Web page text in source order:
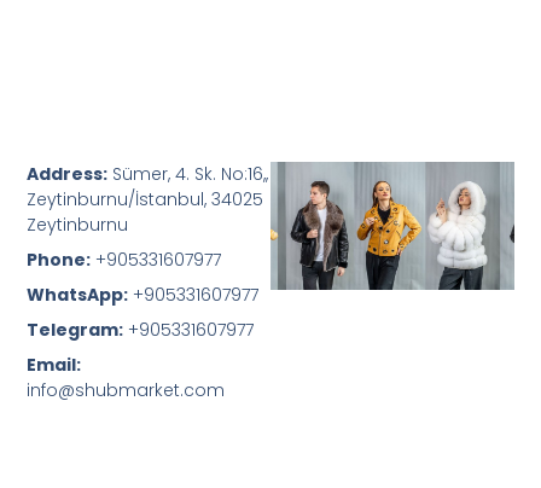
Address: Sümer, 4. Sk. No:16,,
Zeytinburnu/İstanbul, 34025
Zeytinburnu
Phone: +905331607977
WhatsApp: +905331607977
Telegram: +905331607977
Email:
info@shubmarket.com